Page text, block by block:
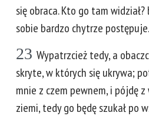
się obraca. Kto go tam
sobie bardzo chytrze postępuje.
23 Wypatrzcież tedy, a
skryte, w których się ukrywa;
mnie z czem pewnem, i pójdę
ziemi, tedy go będę szukał po